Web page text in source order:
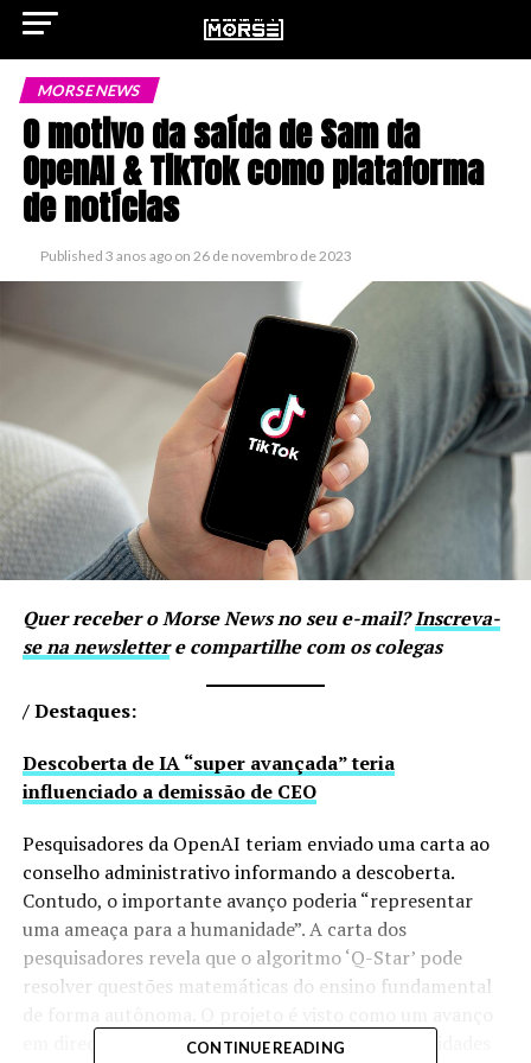
MORSE NEWS
O motivo da saída de Sam da
OpenAI & TikTok como plataforma
de notícias
Published 3 anos ago on 26 de novembro de 2023
Quer receber o Morse News no seu e-mail?Inscreva-
se na newslettere compartilhe com os colegas
/ Destaques:
Descoberta de IA “super avançada” teria
influenciado a demissão de CEO
Pesquisadores da OpenAI teriam enviado uma carta ao
conselho administrativo informando a descoberta.
Contudo, o importante avanço poderia “representar
uma ameaça para a humanidade”. A carta dos
pesquisadores revela que o algoritmo ‘Q-Star’ pode
resolver questões matemáticas do ensino fundamental
em direção à inteligência artificial geral. As habilidades
CONTINUE READING